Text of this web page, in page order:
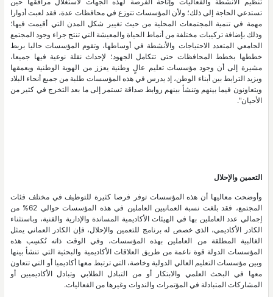
تستدعي الحاجة إلى ذلك؛ ولأن المؤسسات تتوزع في محافظات عدة، فقد لعبت أدوارا
مهمة في تنمية المجتمعات المحلية من حيث تغيير شكل المدن التي أقيمت فيها؛
وذلك بإضافة تركيبات مختلفة من أنماط الحياة والمعيشة التي تنتج جراء وجود المجتمع
الجامعي المتعدد الاحتياجات والأنشطة في أوساطها، وتقوم المؤسسات حاليا بربط
خططها بخطط المحافظات حتى تتكامل الجهود؛ لإحداث نقلة نوعية فيها جميعا،
مشيرة إلى أن وجود مؤسسات تعليم عالٍ وطنية يعزز من الهوية الوطنية ويعمقها
ويزيد الترابط بين أبناء الوطن، إذ يدرس في هذه المؤسسات طلبة من جميع أنحاء البلاد
ويتعاونون فيما بينهم وتنشأ بينهم روابط صداقة تستمر إلى ما بعد التخرج في كثير من
الأحيان".
التعمين والإحلال
وأوضحت معاليها أن هذه المؤسسات توفر فرصا كثيرة للتوظيف في مختلف فئات
المجتمع، فقد بلغت نسبة العمانيين العاملين في هذه المؤسسات حوالي 62% من
إجمالي عدد العاملين بها في الهيئات الأكاديمية المساندة والإدارية والفنية، وباستثناء
الكادر الأكاديمي، الذي خصص له برنامج للتعمين والإحلال، فإن الكادر العماني يمثل
الغالبية المطلقة من العاملين بهذه المؤسسات، وفي الوقت ذاته تُكسِب هذه
المؤسسات الدولة قوة ناعمة من طريق العلاقات الأكاديمية والبحثية التي تنشأ بينها
وبين مؤسسات التعليم العالي الدولية وخاصة، التي ترتبط معها أكاديميا أو التي تتعاون
معها في البحث العلمي والابتكار أو من التبادل الطلابي وتبادل الأكاديميين أو
المشاركات المتبادلة في المؤتمرات والندوات وغيرها من الفعاليات.